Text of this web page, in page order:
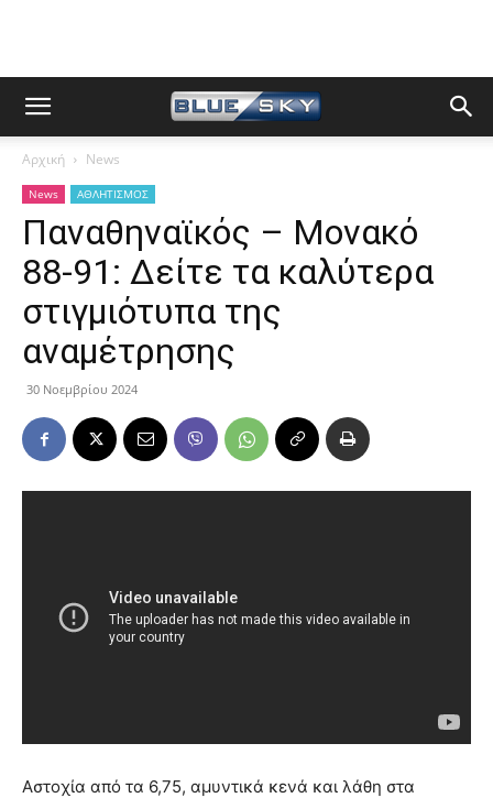
Αρχική News
News ΑΘΛΗΤΙΣΜΟΣ
Παναθηναϊκός – Μονακό
88-91: Δείτε τα καλύτερα
στιγμιότυπα της
αναμέτρησης
30 Νοεμβρίου 2024
Αστοχία από τα 6,75, αμυντικά κενά και λάθη στα